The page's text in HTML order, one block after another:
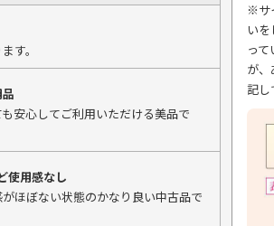
す。
安心してご利用いただける美品で
使用感なし
ほぼない状態のかなり良い中古品で
※サ
い
っ
が
記し